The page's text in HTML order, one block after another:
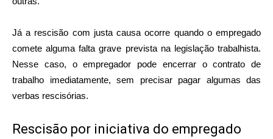
Já a rescisão com justa causa ocorre quando o empregado
comete alguma falta grave prevista na legislação trabalhista.
Nesse caso, o empregador pode encerrar o contrato de
trabalho imediatamente, sem precisar pagar algumas das
verbas rescisórias.
Rescisão por iniciativa do empregado